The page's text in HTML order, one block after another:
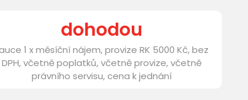
dohodou
1 x měsíční nájem, provize RK 5000 Kč, bez
DPH, včetně poplatků, včetně provize, včetně
právního servisu, cena k jednání